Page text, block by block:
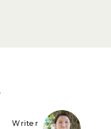
Writer